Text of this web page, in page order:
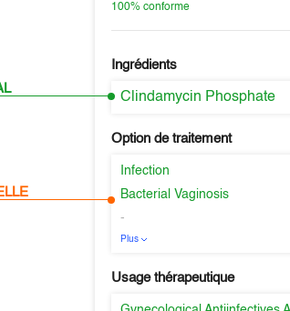
100% conforme
Ingrédients
Clindamycin Phosphate
Option de traitement
Infection
Bacterial Vaginosis
-
Plus
Usage thérapeutique